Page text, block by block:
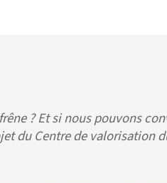
? Et si nous pouvons
du Centre de valorisation